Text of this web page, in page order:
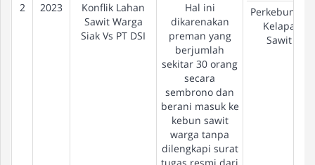
2 2023
Konflik Lahan
Sawit Warga
Siak Vs PT DSI
Hal ini
dikarenakan
preman yang
berjumlah
sekitar 30 orang
secara
sembrono dan
berani masuk ke
kebun sawit
warga tanpa
dilengkapi surat
Perkebunan
Kelapa
Sawit